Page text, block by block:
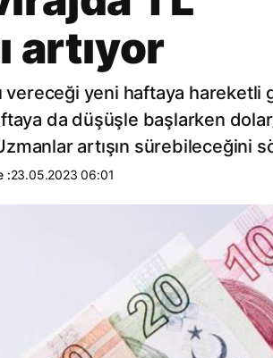
artıyor
vereceği yeni haftaya
da düşüşle başlarken
artışın sürebileceğini
:23.05.2023 06:01